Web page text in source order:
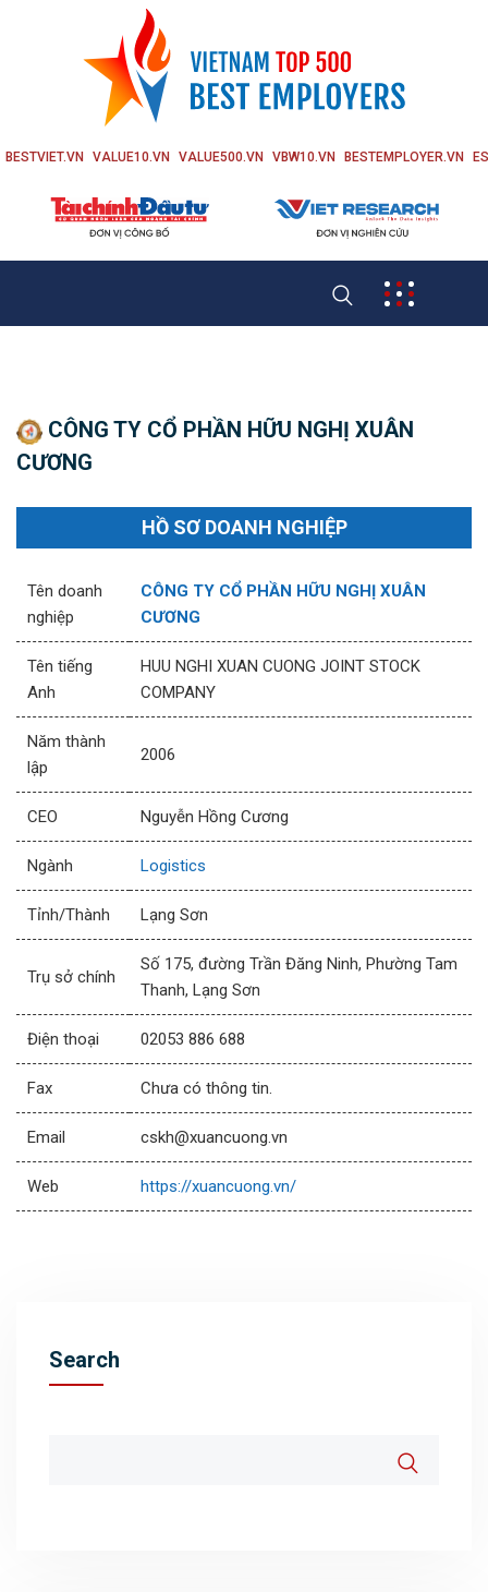
BESTVIET.VN VALUE10.VN VALUE500.VN VBW10.VN BESTEMPLOYER.VN
CÔNG TY CỔ PHẦN HỮU NGHỊ XUÂN
CƯƠNG
HỒ SƠ DOANH NGHIỆP
Tên doanh
nghiệp
CÔNG TY CỔ PHẦN HỮU NGHỊ XUÂN
CƯƠNG
Tên tiếng
Anh
HUU NGHI XUAN CUONG JOINT STOCK
COMPANY
Năm thành
lập
2006
CEO Nguyễn Hồng Cương
Ngành Logistics
Tỉnh/Thành Lạng Sơn
Trụ sở chính
Số 175, đường Trần Đăng Ninh, Phường Tam
Thanh, Lạng Sơn
Điện thoại 02053 886 688
Fax Chưa có thông tin.
Email cskh@xuancuong.vn
Web https://xuancuong.vn/
Search